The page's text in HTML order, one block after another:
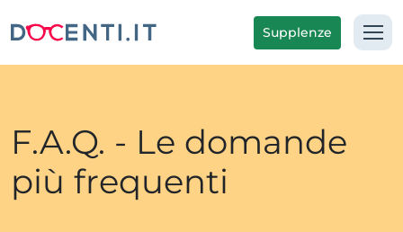
Supplenze
F.A.Q. - Le domande
più frequenti